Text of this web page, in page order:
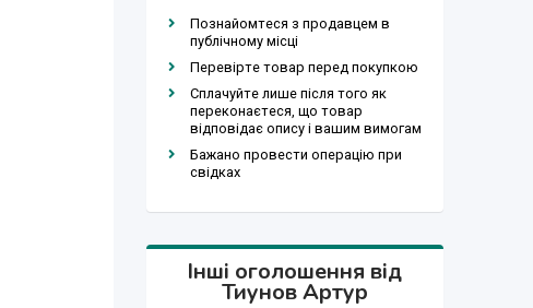
Познайомтеся з продавцем в
публічному місці
Перевірте товар перед покупкою
Сплачуйте лише після того як
переконаєтеся, що товар
відповідає опису і вашим вимогам
Бажано провести операцію при
свідках
Інші оголошення від
Тиунов Артур